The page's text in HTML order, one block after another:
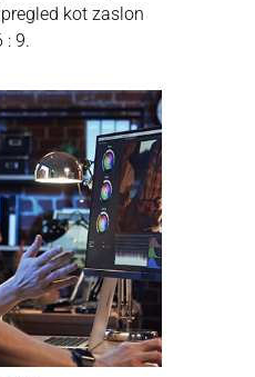
kot zaslon
: 9.